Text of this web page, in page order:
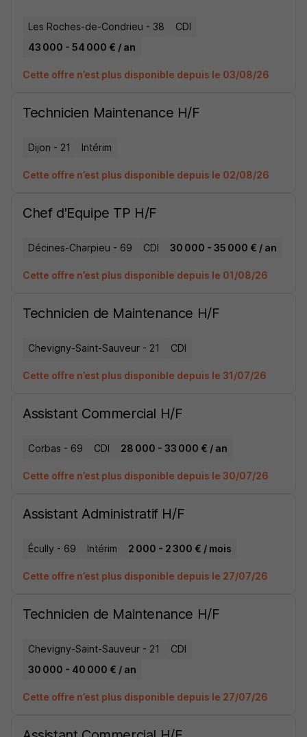
Les Roches-de-Condrieu - 38
CDI
43 000 - 54 000 € / an
Cette offre n’est plus disponible depuis le 03/08/26
Technicien Maintenance H/F
Dijon - 21 Intérim
Cette offre n’est plus disponible depuis le 02/08/26
Chef d'Equipe TP H/F
Décines-Charpieu - 69 CDI 30 000 - 35 000 € / an
Cette offre n’est plus disponible depuis le 01/08/26
Technicien de Maintenance H/F
Chevigny-Saint-Sauveur - 21 CDI
Cette offre n’est plus disponible depuis le 31/07/26
Assistant Commercial H/F
Corbas - 69 CDI 28 000 - 33 000 € / an
Cette offre n’est plus disponible depuis le 30/07/26
Assistant Administratif H/F
Écully - 69 Intérim 2 000 - 2 300 € / mois
Cette offre n’est plus disponible depuis le 27/07/26
Technicien de Maintenance H/F
Chevigny-Saint-Sauveur - 21
CDI
30 000 - 40 000 € / an
Cette offre n’est plus disponible depuis le 27/07/26